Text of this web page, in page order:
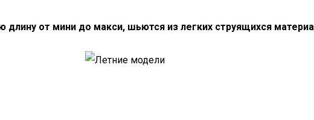
от мини до макси, шьются из легких струящихся